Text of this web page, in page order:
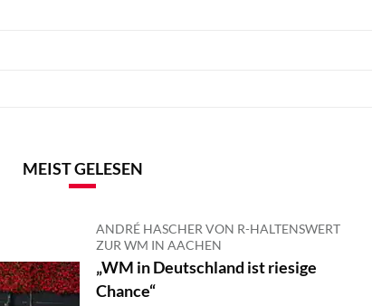
MEIST GELESEN
ANDRÉ HASCHER VON R-HALTENSWERT
ZUR WM IN AACHEN
„WM in Deutschland ist riesige
Chance“